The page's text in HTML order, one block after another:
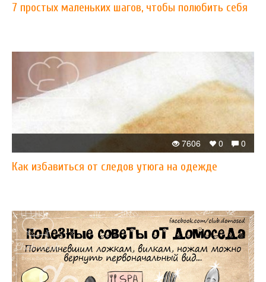
7 простых маленьких шагов, чтобы полюбить себя
0
0
7606
Как избавиться от следов утюга на одежде